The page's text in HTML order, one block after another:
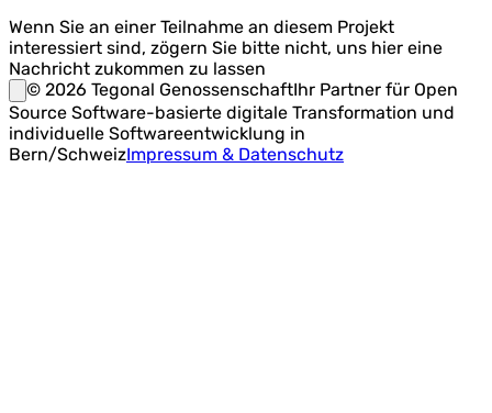
Wenn Sie an einer Teilnahme an diesem Projekt
interessiert sind, zögern Sie bitte nicht, uns hier eine
Nachricht zukommen zu lassen
© 2026 Tegonal GenossenschaftIhr Partner für Open
Source Software-basierte digitale Transformation und
individuelle Softwareentwicklung in
Bern/SchweizImpressum & Datenschutz